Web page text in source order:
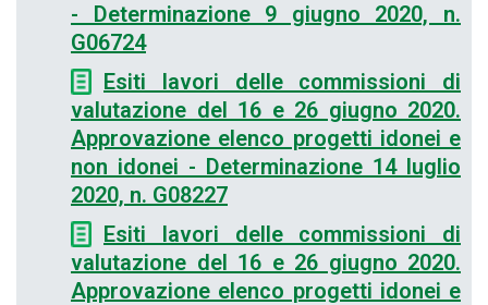
- Determinazione 9 giugno 2020, n.
G06724
Esiti lavori delle commissioni di
valutazione del 16 e 26 giugno 2020.
Approvazione elenco progetti idonei e
non idonei - Determinazione 14 luglio
2020, n. G08227
Esiti lavori delle commissioni di
valutazione del 16 e 26 giugno 2020.
Approvazione elenco progetti idonei e